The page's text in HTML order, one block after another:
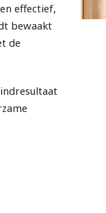
effectief,
bewaakt
de